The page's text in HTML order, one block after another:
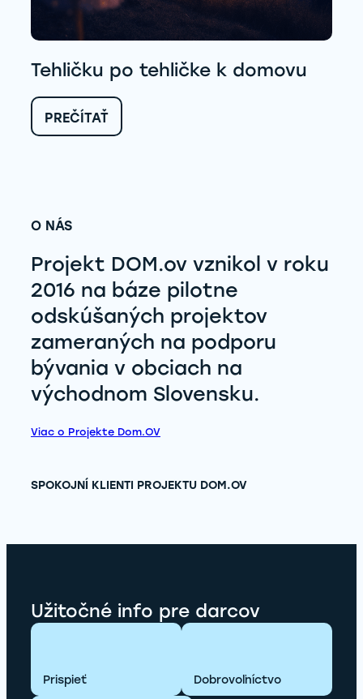
Tehličku po tehličke k domovu
PREČÍTAŤ:
TEHLIČKU
O NÁS
Projekt DOM.ov vznikol v roku
2016 na báze pilotne
odskúšaných projektov
zameraných na podporu
bývania v obciach na
východnom Slovensku.
Viac o Projekte Dom.OV
SPOKOJNÍ KLIENTI PROJEKTU DOM.OV
Užitočné info pre darcov
Prispieť Dobrovoľníctvo